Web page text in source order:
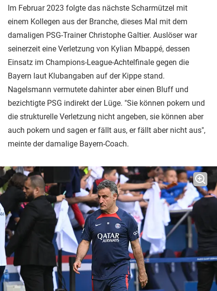
Im Februar 2023 folgte das nächste Scharmützel mit
einem Kollegen aus der Branche, dieses Mal mit dem
damaligen PSG-Trainer Christophe Galtier. Auslöser war
seinerzeit eine Verletzung von Kylian Mbappé, dessen
Einsatz im Champions-League-Achtelfinale gegen die
Bayern laut Klubangaben auf der Kippe stand.
Nagelsmann vermutete dahinter aber einen Bluff und
bezichtigte PSG indirekt der Lüge. "Sie können pokern und
die strukturelle Verletzung nicht angeben, sie können aber
auch pokern und sagen er fällt aus, er fällt aber nicht aus",
meinte der damalige Bayern-Coach.